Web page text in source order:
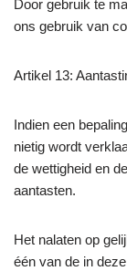
Door gebruik te
ons gebruik van
Artikel 13:
Indien een
nietig wordt
de wettigheid en
aantasten.
Het nalaten op
één van de in